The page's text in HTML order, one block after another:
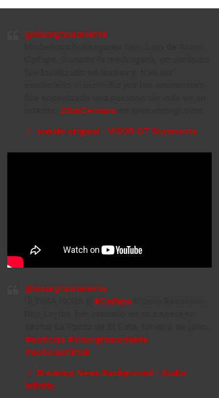
@visorgtsuroriente
#SinCensura
♬ sonido original - VISOR GT Suroriente
@visorgtsuroriente
#Cuilapa
#noticias #visorgtsuroriente
#noticiastiktok
♬ Breaking News Background - Audio
Infinity